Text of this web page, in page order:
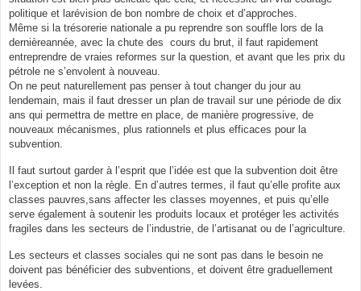
politique et larévision de bon nombre de choix et d’approches.
Même si la trésorerie nationale a pu reprendre son souffle lors de la
dernièreannée, avec la chute des cours du brut, il faut rapidement
entreprendre de vraies reformes sur la question, et avant que les prix du
pétrole ne s’envolent à nouveau.
On ne peut naturellement pas penser à tout changer du jour au
lendemain, mais il faut dresser un plan de travail sur une période de dix
ans qui permettra de mettre en place, de manière progressive, de
nouveaux mécanismes, plus rationnels et plus efficaces pour la
subvention.
Il faut surtout garder à l’esprit que l’idée est que la subvention doit être
l’exception et non la règle. En d’autres termes, il faut qu’elle profite aux
classes pauvres,sans affecter les classes moyennes, et puis qu’elle
serve également à soutenir les produits locaux et protéger les activités
fragiles dans les secteurs de l’industrie, de l’artisanat ou de l’agriculture.
Les secteurs et classes sociales qui ne sont pas dans le besoin ne
doivent pas bénéficier des subventions, et doivent être graduellement
levées.